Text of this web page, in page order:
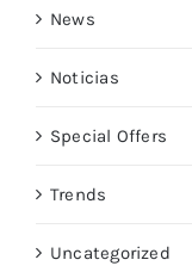
News
Noticias
Special Offers
Trends
Uncategorized